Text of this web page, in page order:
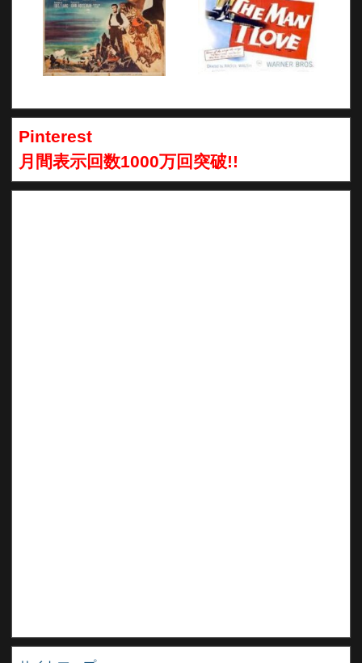
Pinterest
月間表示回数1000万回突破!!